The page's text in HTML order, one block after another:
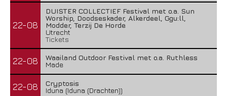
22-08
DUISTER COLLECTIEF Festival met o.a. Sun
Worship, Doodseskader, Alkerdeel, Ggu:ll,
Modder, Terzij De Horde
Utrecht
Tickets
22-08
Waailand Outdoor Festival met o.a. Ruthless
Made
22-08
Cryptosis
Iduna (Iduna (Drachten))